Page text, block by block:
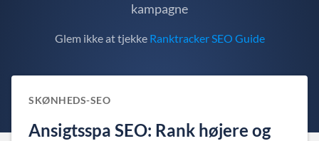
kampagne
Glem ikke at tjekke Ranktracker SEO Guide
SKØNHEDS-SEO
Ansigtsspa SEO: Rank højere og